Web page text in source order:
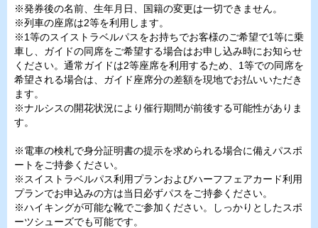
※発券後の名前、生年月日、国籍の変更は一切できません。
※列車の座席は2等を利用します。
※1等のスイストラベルパスをお持ちでお客様のご希望で1等に乗
車し、ガイドの同席をご希望する場合はお申し込み時にお知らせ
ください。通常ガイドは2等座席を利用するため、1等での同席を
希望される場合は、ガイド座席分の差額を現地でお払いいただき
ます。
※ナルシスの開花状況により催行期間が前後する可能性がありま
す。
※電車の検札で身分証明書の提示を求められる場合に備えパスポ
ートをご持参ください。
※スイストラベルパス利用プランおよびハーフフェアカード利用
プランでお申込みの方は当日必ずパスをご持参ください。
※ハイキングが可能な靴でご参加ください。しっかりとしたスポ
ーツシューズでも可能です。